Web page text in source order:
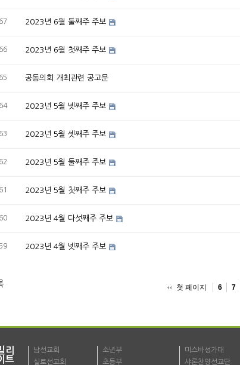
2023년 6월 둘째주 주보
2023년 6월 첫째주 주보
공동의회 개최관련 공고문
2023년 5월 넷째주 주보
2023년 5월 셋째주 주보
2023년 5월 둘째주 주보
2023년 5월 첫째주 주보
2023년 4월 다섯째주 주보
2023년 4월 넷째주 주보
첫 페이지 6 7
리
트
남선교회
실로선교회
소년부
초등부
미스바성가대
샤론찬양선교단